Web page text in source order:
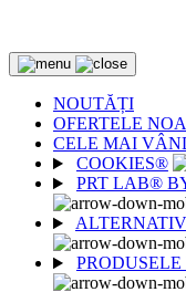
NOUTĂȚI
OFERTELE
CELE MAI
COOKIES®
PRT LAB®